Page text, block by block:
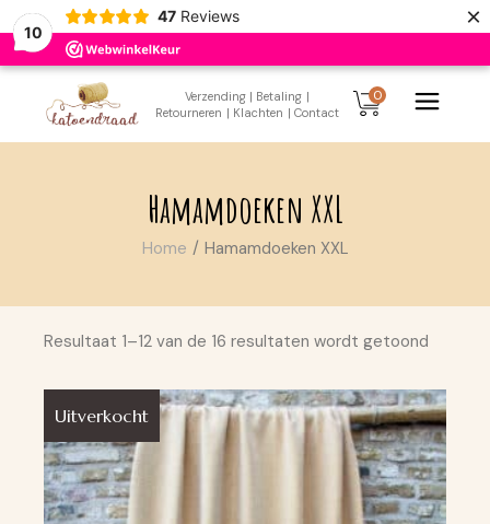
10
47 Reviews ×
Skip
content
Verzending| Betaling |
Retourneren | Klachten | Contact
0
Hamamdoeken XXL
Home Hamamdoeken XXL
Resultaat 1–12 van de 16 resultaten wordt getoond
Uitverkocht